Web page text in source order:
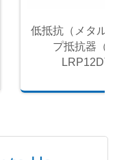
低抵抗（メタル
プ抵抗器（